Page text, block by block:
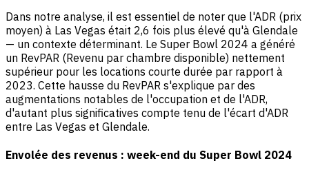
Dans notre analyse, il est essentiel de noter que l'ADR (prix
moyen) à Las Vegas était 2,6 fois plus élevé qu'à Glendale
— un contexte déterminant. Le Super Bowl 2024 a généré
un RevPAR (Revenu par chambre disponible) nettement
supérieur pour les locations courte durée par rapport à
2023. Cette hausse du RevPAR s'explique par des
augmentations notables de l'occupation et de l'ADR,
d'autant plus significatives compte tenu de l'écart d'ADR
entre Las Vegas et Glendale.
Envolée des revenus : week-end du Super Bowl 2024